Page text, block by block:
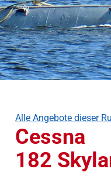
Alle Angebote dieser
Cessna
182